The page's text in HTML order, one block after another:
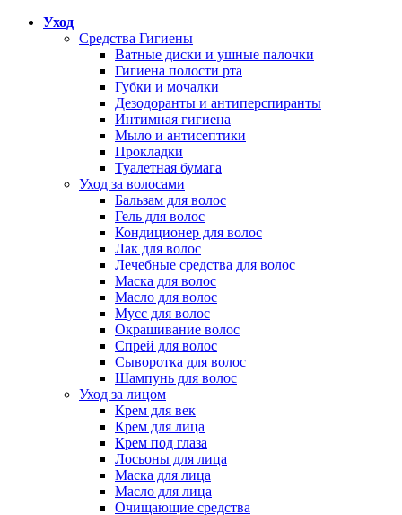
Уход
Средства Гигиены
Ватные диски и ушные палочки
Гигиена полости рта
Губки и мочалки
Дезодоранты и антиперспиранты
Интимная гигиена
Мыло и антисептики
Прокладки
Туалетная бумага
Уход за волосами
Бальзам для волос
Гель для волос
Кондиционер для волос
Лак для волос
Лечебные средства для волос
Маска для волос
Масло для волос
Мусс для волос
Окрашивание волос
Спрей для волос
Сыворотка для волос
Шампунь для волос
Уход за лицом
Крем для век
Крем для лица
Крем под глаза
Лосьоны для лица
Маска для лица
Масло для лица
Очищающие средства